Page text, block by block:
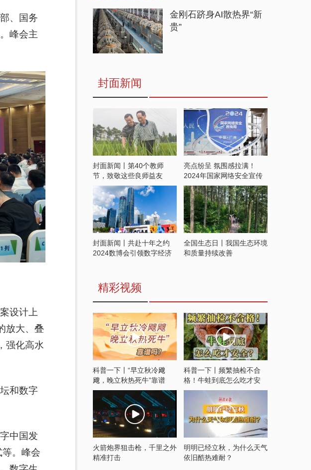
、国务
峰会主
设计上
放大、叠
强化高水
和数字
中国发
。峰会
金刚石跻身AI散热界“新
贵”
封面新闻
封面新闻丨第40个教师
节，致敬这些良师益友
亮点纷呈 氛围感拉满！
2024年国家网络安全宣传
周开启
封面新闻丨共赴十年之约
2024数博会引领数字经济
全国生态日丨我国生态环境
和质量持续改善
精彩视频
科普一下丨“早立秋冷飕
飕，晚立秋热死牛”靠谱
吗？
科普一下丨频繁抽检不合
格！牛蛙到底怎么吃才安
全？
火箭炮界狙击枪，千里之外
精准打击
明明已经立秋，为什么天气
依旧酷热难耐？